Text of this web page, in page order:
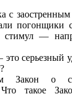
с заостренным
погонщики
стимул —
это серьезный
Закон о
Что такое